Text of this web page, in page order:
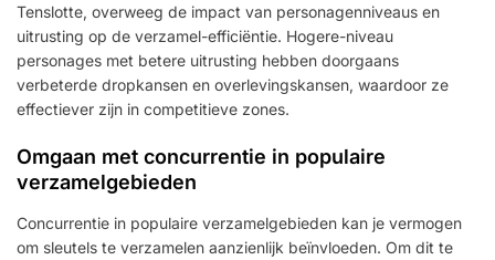
Tenslotte, overweeg de impact van personagenniveaus en
uitrusting op de verzamel-efficiëntie. Hogere-niveau
personages met betere uitrusting hebben doorgaans
verbeterde dropkansen en overlevingskansen, waardoor ze
effectiever zijn in competitieve zones.
Omgaan met concurrentie in populaire
verzamelgebieden
Concurrentie in populaire verzamelgebieden kan je vermogen
om sleutels te verzamelen aanzienlijk beïnvloeden. Om dit te